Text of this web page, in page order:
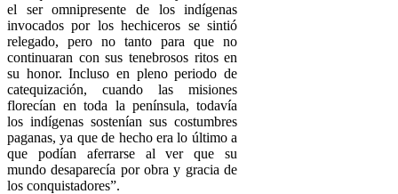
el ser omnipresente de los indígenas
invocados por los hechiceros se sintió
relegado, pero no tanto para que no
continuaran con sus tenebrosos ritos en
su honor. Incluso en pleno periodo de
catequización, cuando las misiones
florecían en toda la península, todavía
los indígenas sostenían sus costumbres
paganas, ya que de hecho era lo último a
que podían aferrarse al ver que su
mundo desaparecía por obra y gracia de
los conquistadores”.